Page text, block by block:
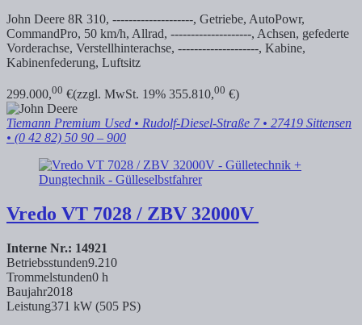
John Deere 8R 310, --------------------, Getriebe, AutoPowr,
CommandPro, 50 km/h, Allrad, --------------------, Achsen, gefederte
Vorderachse, Verstellhinterachse, --------------------, Kabine,
Kabinenfederung, Luftsitz
299.000,00 €(zzgl. MwSt. 19% 355.810,00 €)
Tiemann Premium Used • Rudolf-Diesel-Straße 7 • 27419 Sittensen
• (0 42 82) 50 90 – 900
Vredo VT 7028 / ZBV 32000V
Interne Nr.: 14921
Betriebsstunden9.210
Trommelstunden0 h
Baujahr2018
Leistung371 kW (505 PS)